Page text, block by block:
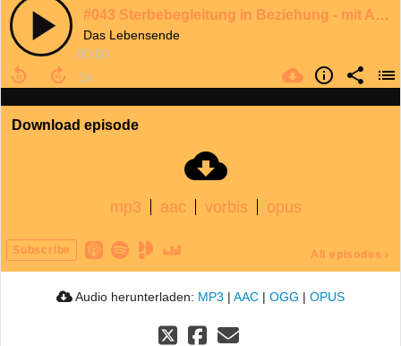
#043 Sterbebegleitung in Beziehung - mit Anne Kriesel
Das Lebensende
00:00
Download episode
mp3 aac vorbis opus
Subscribe All episodes ›
Audio herunterladen: MP3 | AAC | OGG | OPUS